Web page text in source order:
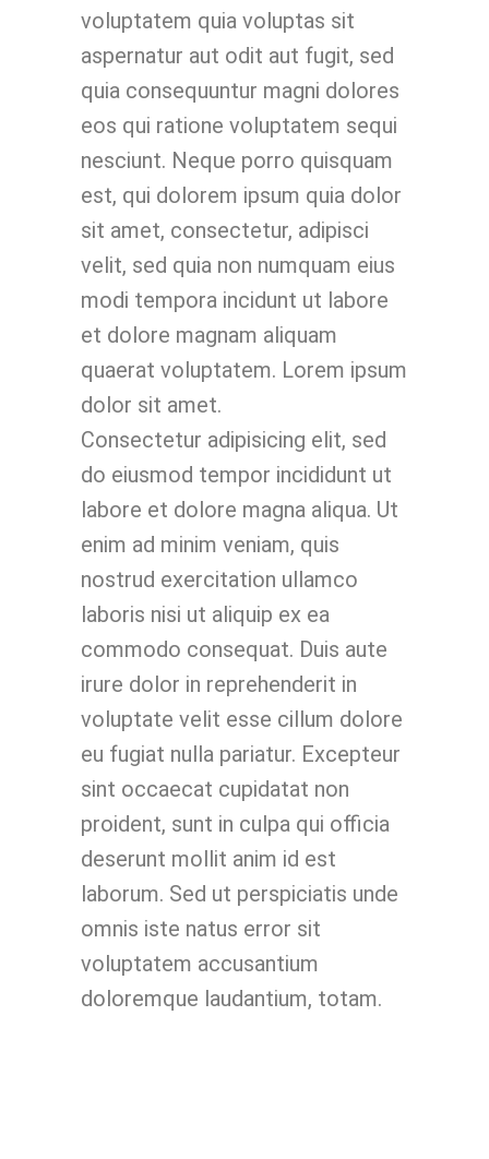
voluptatem quia voluptas sit
aspernatur aut odit aut fugit, sed
quia consequuntur magni dolores
eos qui ratione voluptatem sequi
nesciunt. Neque porro quisquam
est, qui dolorem ipsum quia dolor
sit amet, consectetur, adipisci
velit, sed quia non numquam eius
modi tempora incidunt ut labore
et dolore magnam aliquam
quaerat voluptatem. Lorem ipsum
dolor sit amet.
Consectetur adipisicing elit, sed
do eiusmod tempor incididunt ut
labore et dolore magna aliqua. Ut
enim ad minim veniam, quis
nostrud exercitation ullamco
laboris nisi ut aliquip ex ea
commodo consequat. Duis aute
irure dolor in reprehenderit in
voluptate velit esse cillum dolore
eu fugiat nulla pariatur. Excepteur
sint occaecat cupidatat non
proident, sunt in culpa qui officia
deserunt mollit anim id est
laborum. Sed ut perspiciatis unde
omnis iste natus error sit
voluptatem accusantium
doloremque laudantium, totam.